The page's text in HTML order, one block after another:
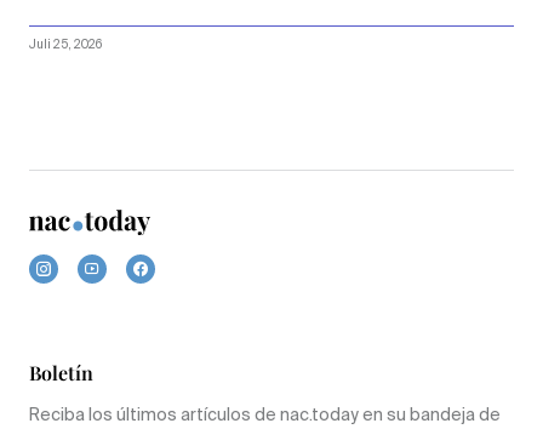
Juli 25, 2026
Boletín
Reciba los últimos artículos de nac.today en su bandeja de